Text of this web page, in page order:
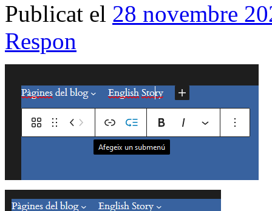
Publicat el 28 novembre
Respon